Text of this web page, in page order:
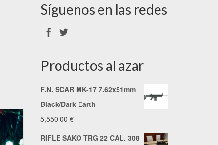
Síguenos en las redes
Productos al azar
F.N. SCAR MK-17 7.62x51mm
Black/Dark Earth
5,550.00 €
RIFLE SAKO TRG 22 CAL. 308